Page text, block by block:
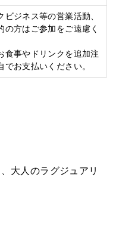
ビジネス等の営業活動、
の方はご参加をご遠慮く
食事やドリンクを追加注
お支払いください。
大人のラグジュアリ